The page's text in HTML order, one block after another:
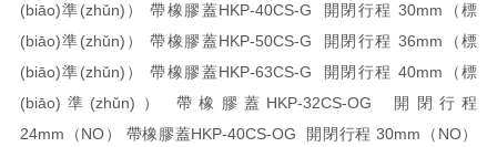
(biāo)準(zhǔn)） 帶橡膠蓋HKP-40CS-G 開閉行程 30mm（標
(biāo)準(zhǔn)） 帶橡膠蓋HKP-50CS-G 開閉行程 36mm（標
(biāo)準(zhǔn)） 帶橡膠蓋HKP-63CS-G 開閉行程 40mm（標
(biāo)準(zhǔn)） 帶橡膠蓋 HKP-32CS-OG 開閉行程
24mm（NO） 帶橡膠蓋HKP-40CS-OG 開閉行程 30mm（NO）